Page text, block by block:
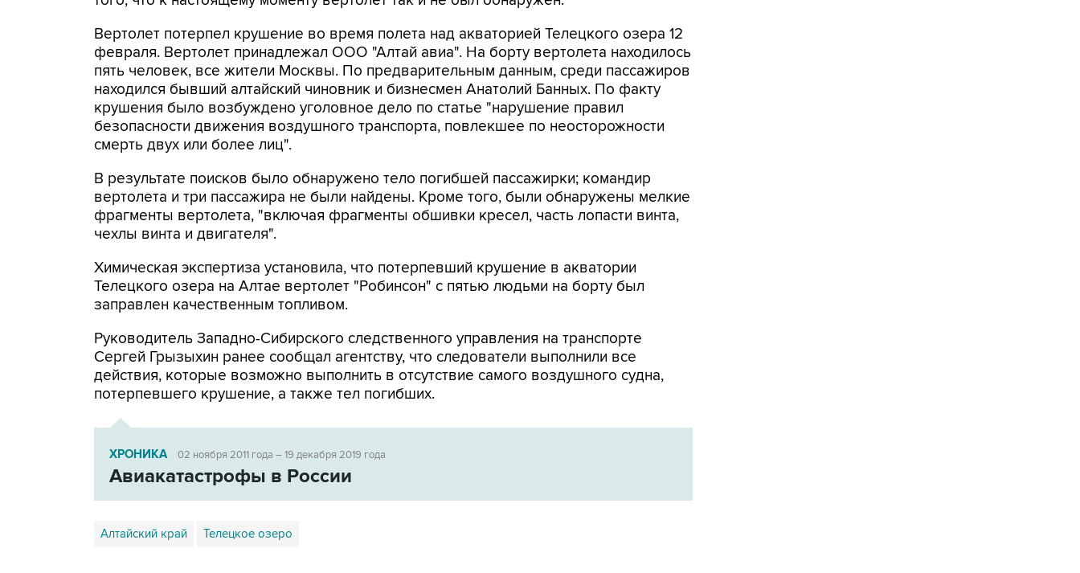
Вертолет потерпел крушение во время полета над акваторией Телецкого озера 12
февраля. Вертолет принадлежал ООО "Алтай авиа". На борту вертолета находилось
пять человек, все жители Москвы. По предварительным данным, среди пассажиров
находился бывший алтайский чиновник и бизнесмен Анатолий Банных. По факту
крушения было возбуждено уголовное дело по статье "нарушение правил
безопасности движения воздушного транспорта, повлекшее по неосторожности
смерть двух или более лиц".
В результате поисков было обнаружено тело погибшей пассажирки; командир
вертолета и три пассажира не были найдены. Кроме того, были обнаружены мелкие
фрагменты вертолета, "включая фрагменты обшивки кресел, часть лопасти винта,
чехлы винта и двигателя".
Химическая экспертиза установила, что потерпевший крушение в акватории
Телецкого озера на Алтае вертолет "Робинсон" с пятью людьми на борту был
заправлен качественным топливом.
Руководитель Западно-Сибирского следственного управления на транспорте
Сергей Грызыхин ранее сообщал агентству, что следователи выполнили все
действия, которые возможно выполнить в отсутствие самого воздушного судна,
потерпевшего крушение, а также тел погибших.
ХРОНИКА 02 ноября 2011 года – 19 декабря 2019 года
Авиакатастрофы в России
Алтайский край Телецкое озеро